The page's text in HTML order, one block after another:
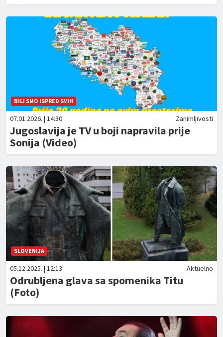
BILI SMO ISPRED SVIH
07.01.2026. | 14:30 Zanimljivosti
Jugoslavija je TV u boji napravila prije
Sonija (Video)
SLOVENIJA
05.12.2025. | 12:13 Aktuelno
Odrubljena glava sa spomenika Titu
(Foto)